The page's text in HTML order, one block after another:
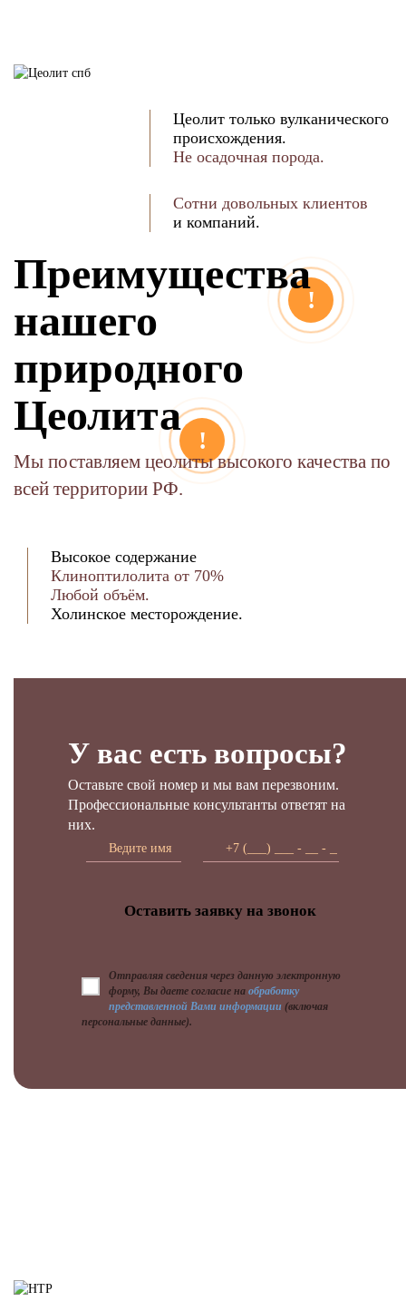
!
!
Цеолит только вулканического
происхождения.
Не осадочная порода.
Сотни довольных клиентов
и компаний.
Преимущества
нашего
природного
Цеолита
Мы поставляем цеолиты высокого качества по
всей территории РФ.
Высокое содержание
Клиноптилолита от 70%
Любой объём.
Холинское месторождение.
У вас есть вопросы?
Оставьте свой номер и мы вам перезвоним.
Профессиональные консультанты ответят на
них.
Отправляя сведения через данную электронную
форму, Вы даете согласие на обработку
представленной Вами информации (включая
персональные данные).